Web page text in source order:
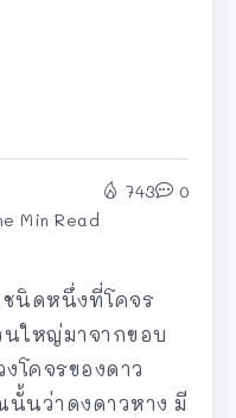
Min Read
743 0
นิดหนึ่งที่โคจร
ใหญ่มาจากขอบ
โคจรของดาว
นั้นว่าดงดาวหาง มี